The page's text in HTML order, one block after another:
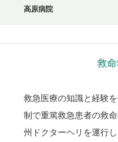
高原病院
救
救急医療の知識と経験
制で重篤救急患者の救
州ドクターヘリを運行